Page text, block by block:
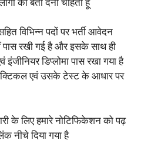
विभिन्न पदों पर भर्ती आवेदन
पास रखी गई है और इसके साथ ही
डिप्लोमा पास रखा गया है
एवं उसके टेस्ट के आधार पर
के लिए हमारे नोटिफिकेशन को पढ़
नीचे दिया गया है